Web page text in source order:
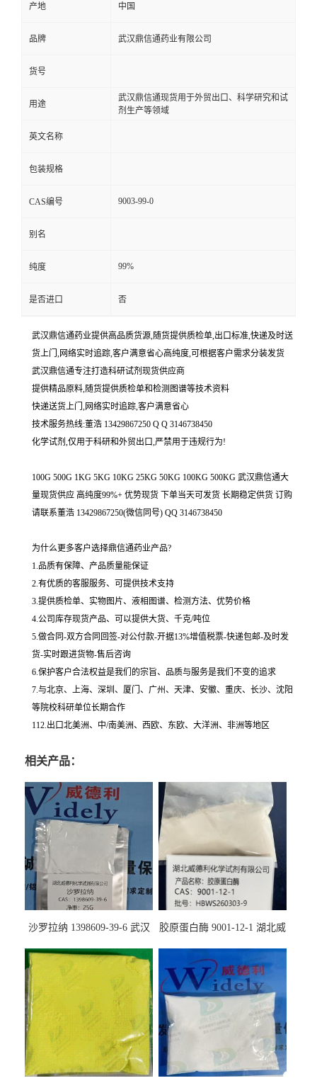
产地 中国
品牌 武汉鼎信通药业有限公司
货号
用途
武汉鼎信通现货用于外贸出口、科学研究和试
剂生产等领域
英文名称
包装规格
CAS编号 9003-99-0
别名
纯度 99%
是否进口 否
武汉鼎信通药业提供高品质货源,随货提供质检单,出口标准,快递及时送
货上门,网络实时追踪,客户满意省心高纯度,可根据客户需求分装发货
武汉鼎信通专注打造科研试剂现货供应商
提供精品原料,随货提供质检单和检测图谱等技术资料
快递送货上门,网络实时追踪,客户满意省心
技术服务热线:董浩 13429867250 Q Q 3146738450
化学试剂,仅用于科研和外贸出口,严禁用于违规行为!
100G 500G 1KG 5KG 10KG 25KG 50KG 100KG 500KG 武汉鼎信通大
量现货供应 高纯度99%+ 优势现货 下单当天可发货 长期稳定供货 订购
请联系董浩 13429867250(微信同号) QQ 3146738450
为什么更多客户选择鼎信通药业产品?
1.品质有保障、产品质量能保证
2.有优质的客服服务、可提供技术支持
3.提供质检单、实物图片、液相图谱、检测方法、优势价格
4.公司库存现货产品、可以提供大货、千克/吨位
5.做合同-双方合同回签-对公付款-开据13%增值税票-快递包邮-及时发
货-实时跟进货物-售后咨询
6.保护客户合法权益是我们的宗旨、品质与服务是我们不变的追求
7.与北京、上海、深圳、厦门、广州、天津、安徽、重庆、长沙、沈阳
等院校科研单位长期合作
112.出口北美洲、中/南美洲、西欧、东欧、大洋洲、非洲等地区
相关产品：
沙罗拉纳 1398609-39-6 武汉
胶原蛋白酶 9001-12-1 湖北威